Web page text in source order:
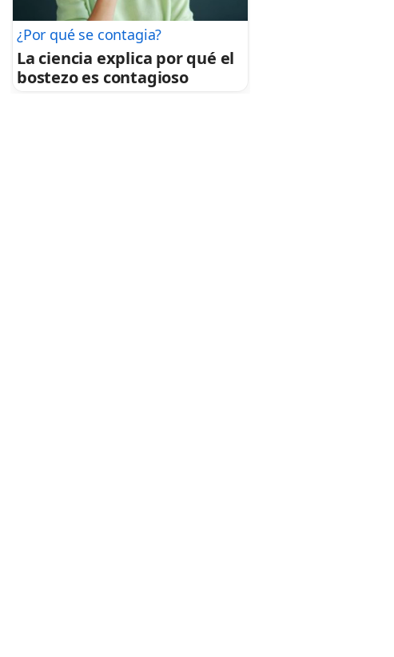
¿Por qué se contagia?
La ciencia explica por qué el
bostezo es contagioso